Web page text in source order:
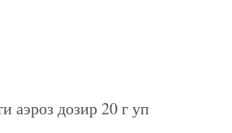
аэроз дозир 20 г уп